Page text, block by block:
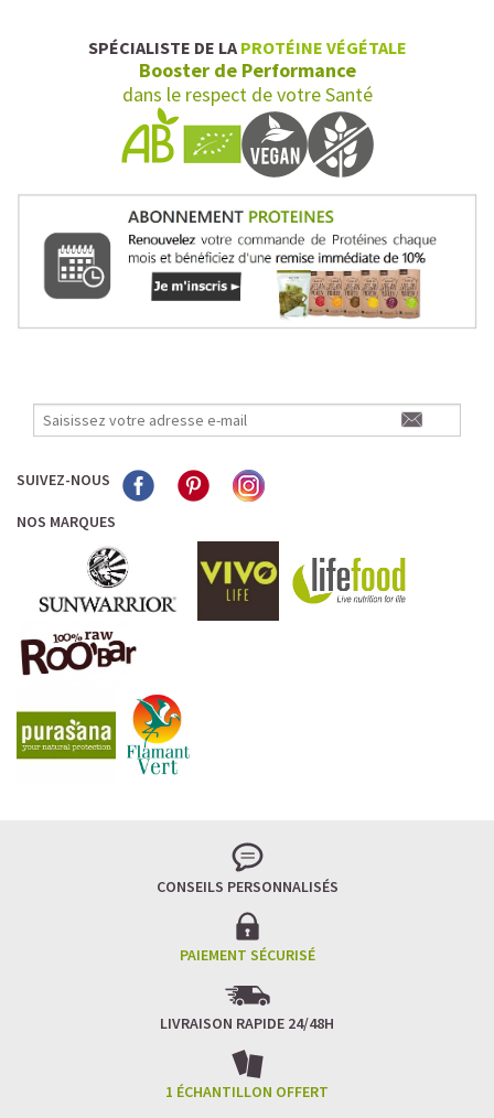
Cacao pur, café expresso et lait végétal fusionnent dans
une boisson veloutée et énergisante.
Une vraie caresse chocolatée, riche en protéines, léger
pour ne jamais peser.
Pour les accros au chocolat qui veulent booster leurs
journées avec goût et équilibre.
Mocha Glacé Protéiné
🍵 MATCHA LATTE GLACÉ
LA FRAÎCHEUR VERTE QUI APAISE L’ESPRIT
Le matcha, ce thé japonais se marie à la douceur du lait
tout en stimulant la concentration.
Un goût légèrement herbacé, addictif et plein de
Idéal pour : recharger ses batteries sans caféine,
hydrater, et retrouver focus et sérénité.
Matcha Latte Glacé Protéiné
SAWONDO RÉINVENTE LE PLAISIR DES CAFÉS GLACÉS
✅ Sans sucre raffiné
SPÉCIALISTE DE LA PROTÉINE VÉGÉTALE
Booster de Performance
dans le respect de votre Santé
SUIVEZ-NOUS
NOS MARQUES
CONSEILS PERSONNALISÉS
PAIEMENT SÉCURISÉ
LIVRAISON RAPIDE 24/48H
1 ÉCHANTILLON OFFERT